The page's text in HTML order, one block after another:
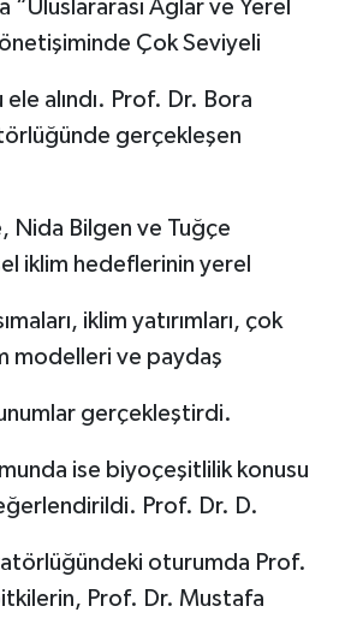
Ağlar ve Yerel
Çok Seviyeli
ele alındı. Prof. Dr. Bora
gerçekleşen
Nida Bilgen ve Tuğçe
iklim hedeflerinin yerel
iklim yatırımları, çok
modelleri ve paydaş
gerçekleştirdi.
ise biyoçeşitlilik konusu
Prof. Dr. D.
oturumda Prof.
Prof. Dr. Mustafa